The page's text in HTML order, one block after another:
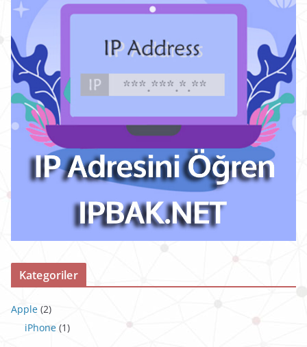
Kategoriler
Apple (2)
iPhone (1)